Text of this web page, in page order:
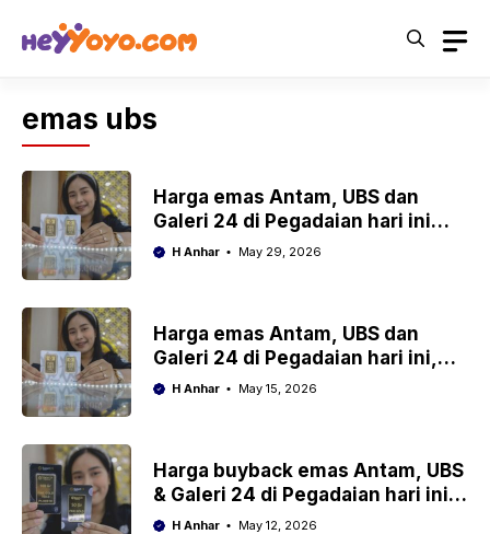
emas ubs
Harga emas Antam, UBS dan
Galeri 24 di Pegadaian hari ini
Jumat 29 Mei 2026
H Anhar May 29, 2026
Harga emas Antam, UBS dan
Galeri 24 di Pegadaian hari ini,
Jumat 15 Mei 2026
H Anhar May 15, 2026
Harga buyback emas Antam, UBS
& Galeri 24 di Pegadaian hari ini,
Selasa 12 Mei 2026
H Anhar May 12, 2026